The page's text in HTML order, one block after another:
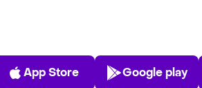
App Store
App Store
Play Store
Google play